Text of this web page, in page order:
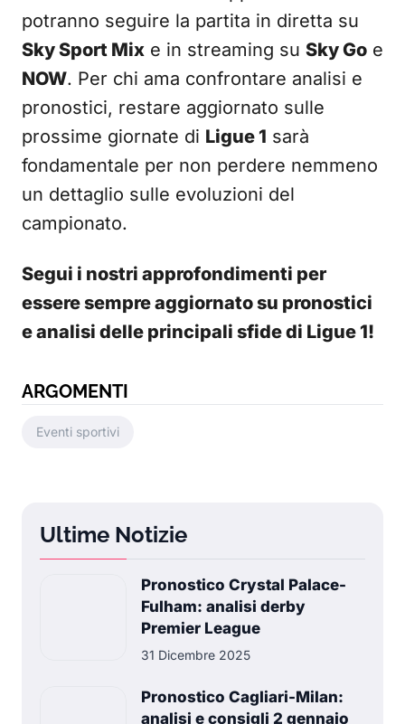
potranno seguire la partita in diretta su
Sky Sport Mix e in streaming su Sky Go e
NOW. Per chi ama confrontare analisi e
pronostici, restare aggiornato sulle
prossime giornate di Ligue 1 sarà
fondamentale per non perdere nemmeno
un dettaglio sulle evoluzioni del
campionato.
Segui i nostri approfondimenti per
essere sempre aggiornato su pronostici
e analisi delle principali sfide di Ligue 1!
ARGOMENTI
Eventi sportivi
Ultime Notizie
Pronostico Crystal Palace-
Fulham: analisi derby
Premier League
31 Dicembre 2025
Pronostico Cagliari-Milan:
analisi e consigli 2 gennaio